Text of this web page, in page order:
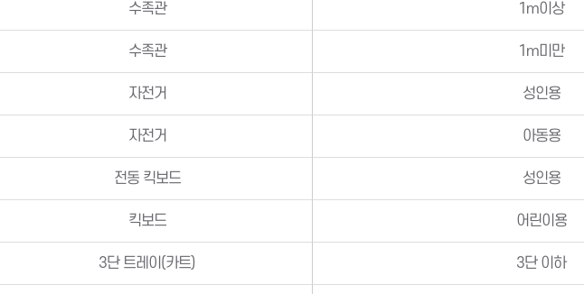
수족관 1m이상
수족관 1m미만
자전거 성인용
자전거 아동용
전동 킥보드 성인용
킥보드 어린이용
3단 트레이(카트) 3단 이하